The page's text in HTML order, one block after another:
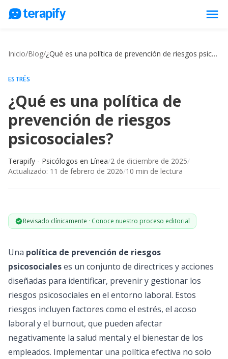
menu
Opiniones
Empresas
Preguntas frecuentes
Blog
Inicio/Blog/ ¿Qué es una política de prevención de riesgos psicosociales?
ESTRÉS
¿Qué es una política de
prevención de riesgos
psicosociales?
Terapify - Psicólogos en Línea/2 de diciembre de 2025/
Actualizado: 11 de febrero de 2026/10 min de lectura
Revisado clínicamente · Conoce nuestro proceso editorial
Una política de prevención de riesgos
psicosocialeses un conjunto de directrices y acciones
diseñadas para identificar, prevenir y gestionar los
riesgos psicosociales en el entorno laboral. Estos
riesgos incluyen factores como el estrés, el acoso
laboral y el burnout, que pueden afectar
negativamente la salud mental y el bienestar de los
empleados. Implementar una política efectiva no solo